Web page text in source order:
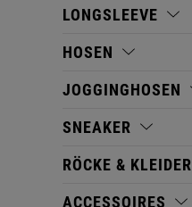
LONGSLEEVE
HOSEN
JOGGINGHOSEN
SNEAKER
RÖCKE & KLEIDER
ACCESSOIRES